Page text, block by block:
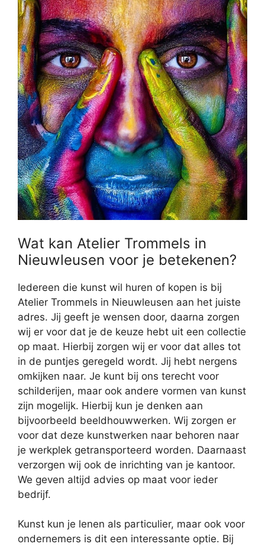
Wat kan Atelier Trommels in
Nieuwleusen voor je betekenen?
Iedereen die kunst wil huren of kopen is bij
Atelier Trommels in Nieuwleusen aan het juiste
adres. Jij geeft je wensen door, daarna zorgen
wij er voor dat je de keuze hebt uit een collectie
op maat. Hierbij zorgen wij er voor dat alles tot
in de puntjes geregeld wordt. Jij hebt nergens
omkijken naar. Je kunt bij ons terecht voor
schilderijen, maar ook andere vormen van kunst
zijn mogelijk. Hierbij kun je denken aan
bijvoorbeeld beeldhouwwerken. Wij zorgen er
voor dat deze kunstwerken naar behoren naar
je werkplek getransporteerd worden. Daarnaast
verzorgen wij ook de inrichting van je kantoor.
We geven altijd advies op maat voor ieder
bedrijf.
Kunst kun je lenen als particulier, maar ook voor
ondernemers is dit een interessante optie. Bij